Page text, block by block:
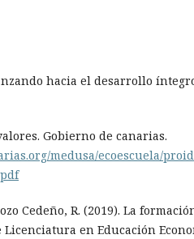
hacia el desarrollo
Gobierno de canarias.
medusa/ecoescuela/
Cedeño, R. (2019). La
en Educación